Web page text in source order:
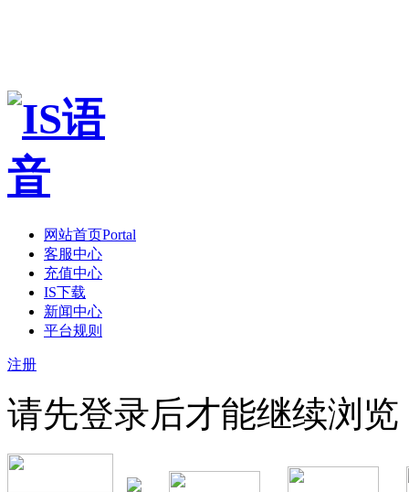
网站首页Portal
客服中心
充值中心
IS下载
新闻中心
平台规则
注册
请先登录后才能继续浏览